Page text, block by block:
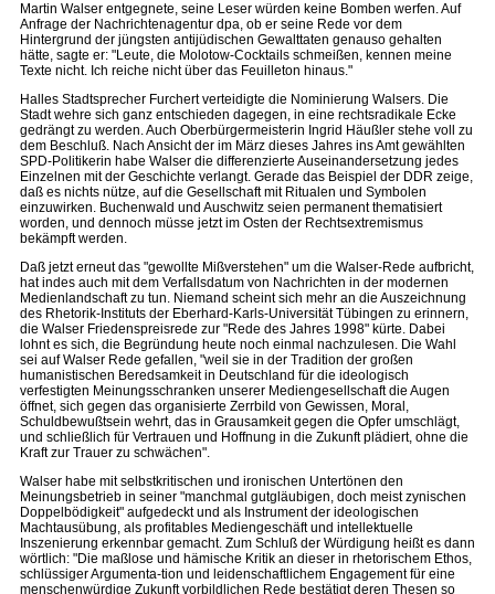
Martin Walser entgegnete, seine Leser würden keine Bomben werfen. Auf
Anfrage der Nachrichtenagentur dpa, ob er seine Rede vor dem
Hintergrund der jüngsten antijüdischen Gewalttaten genauso gehalten
hätte, sagte er: "Leute, die Molotow-Cocktails schmeißen, kennen meine
Texte nicht. Ich reiche nicht über das Feuilleton hinaus."
Halles Stadtsprecher Furchert verteidigte die Nominierung Walsers. Die
Stadt wehre sich ganz entschieden dagegen, in eine rechtsradikale Ecke
gedrängt zu werden. Auch Oberbürgermeisterin Ingrid Häußler stehe voll zu
dem Beschluß. Nach Ansicht der im März dieses Jahres ins Amt gewählten
SPD-Politikerin habe Walser die differenzierte Auseinandersetzung jedes
Einzelnen mit der Geschichte verlangt. Gerade das Beispiel der DDR zeige,
daß es nichts nütze, auf die Gesellschaft mit Ritualen und Symbolen
einzuwirken. Buchenwald und Auschwitz seien permanent thematisiert
worden, und dennoch müsse jetzt im Osten der Rechtsextremismus
bekämpft werden.
Daß jetzt erneut das "gewollte Mißverstehen" um die Walser-Rede aufbricht,
hat indes auch mit dem Verfallsdatum von Nachrichten in der modernen
Medienlandschaft zu tun. Niemand scheint sich mehr an die Auszeichnung
des Rhetorik-Instituts der Eberhard-Karls-Universität Tübingen zu erinnern,
die Walser Friedenspreisrede zur "Rede des Jahres 1998" kürte. Dabei
lohnt es sich, die Begründung heute noch einmal nachzulesen. Die Wahl
sei auf Walser Rede gefallen, "weil sie in der Tradition der großen
humanistischen Beredsamkeit in Deutschland für die ideologisch
verfestigten Meinungsschranken unserer Mediengesellschaft die Augen
öffnet, sich gegen das organisierte Zerrbild von Gewissen, Moral,
Schuldbewußtsein wehrt, das in Grausamkeit gegen die Opfer umschlägt,
und schließlich für Vertrauen und Hoffnung in die Zukunft plädiert, ohne die
Kraft zur Trauer zu schwächen".
Walser habe mit selbstkritischen und ironischen Untertönen den
Meinungsbetrieb in seiner "manchmal gutgläubigen, doch meist zynischen
Doppelbödigkeit" aufgedeckt und als Instrument der ideologischen
Machtausübung, als profitables Mediengeschäft und intellektuelle
Inszenierung erkennbar gemacht. Zum Schluß der Würdigung heißt es dann
wörtlich: "Die maßlose und hämische Kritik an dieser in rhetorischem Ethos,
schlüssiger Argumenta-tion und leidenschaftlichem Engagement für eine
menschenwürdige Zukunft vorbildlichen Rede bestätigt deren Thesen so